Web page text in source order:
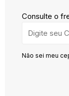
Consulte o
Não sei meu